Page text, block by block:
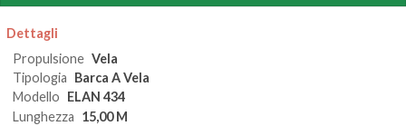
Dettagli
Propulsione Vela
Tipologia Barca A Vela
Modello ELAN 434
Lunghezza 15,00 M